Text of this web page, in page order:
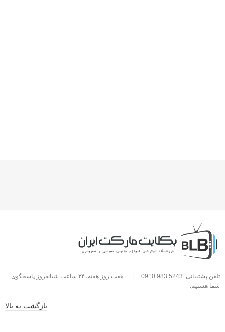
تلفن پشتیبانی: 5243 983 0910
هفت روز هفته، ۲۴ ساعت شبانه‌روز پاسخگوی
شما هستیم.
بازگشت به بالا